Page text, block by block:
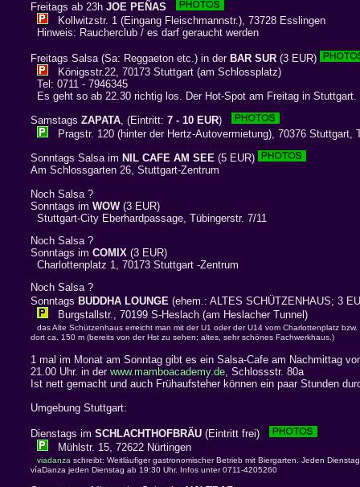
Freitags ab 23h JOE PEÑAS
Kollwitzstr. 1 (Eingang Fleischmannstr.), 73728 Esslingen
Hinweis: Raucherclub / es darf geraucht werden
Freitags Salsa (Sa: Reggaeton etc.) in der BAR SUR (3 EUR)
Königsstr.22, 70173 Stuttgart (am Schlossplatz)
Tel: 0711 - 7946345
Es geht so ab 22.30 richtig los. Der Hot-Spot am Freitag in Stuttgart.
Samstags ZAPATA, (Eintritt: 7 - 10 EUR)
Pragstr. 120 (hinter der Hertz-Autovermietung), 70376 Stuttgart,
Sonntags Salsa im NIL CAFE AM SEE (5 EUR)
Am Schlossgarten 26, Stuttgart-Zentrum
Noch Salsa ?
Sonntags im WOW(3 EUR)
Stuttgart-City Eberhardpassage, Tübingerstr. 7/11
Noch Salsa ?
Sonntags im COMIX (3 EUR)
Charlottenplatz 1, 70173 Stuttgart -Zentrum
Noch Salsa ?
Sonntags BUDDHA LOUNGE (ehem.: ALTES SCHÜTZENHAUS; 3
Burgstallstr., 70199 S-Heslach (am Heslacher Tunnel)
das Alte Schützenhaus erreicht man mit der U1 oder der U14 vom Charlottenplatz
dort ca. 150 m (bereits von der Hst zu sehen; altes, sehr schönes Fachwerkhaus.)
1 mal im Monat am Sonntag gibt es ein Salsa-Cafe am Nachmittag
21.00 Uhr. in der www.mamboacademy.de, Schlossstr. 80a
Ist nett gemacht und auch Frühaufsteher können ein paar Stunden
Umgebung Stuttgart:
Dienstags im SCHLACHTHOFBRÄU (Eintritt frei)
Mühlstr. 15, 72622 Nürtingen
viadanza schreibt: Weitläufiger gastronomischer Betrieb mit Biergarten. Jeden
víaDanza jeden Dienstag ab 19:30 Uhr. Infos unter 0711-4205260